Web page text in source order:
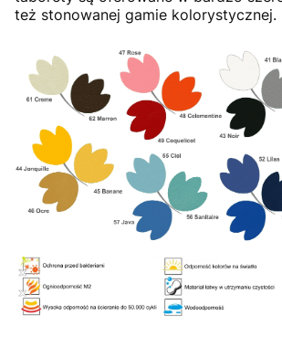
też stonowanej gamie kolorystycznej.